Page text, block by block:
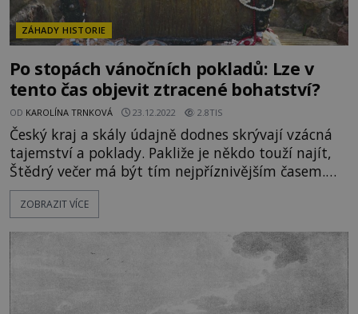
ZÁHADY HISTORIE
Po stopách vánočních pokladů: Lze v
tento čas objevit ztracené bohatství?
OD KAROLÍNA TRNKOVÁ 23.12.2022 2.8TIS
Český kraj a skály údajně dodnes skrývají vzácná
tajemství a poklady. Pakliže je někdo touží najít,
Štědrý večer má být tím nejpříznivějším časem.
Odkud se berou tyto pověsti a jakou mocí vládne
půlnoční mše vánoční? Česká krajina je prý
obrovské ceny. Řada legend vypráví, že se některé
z nich dají objevit na Št
ZOBRAZIT VÍCE